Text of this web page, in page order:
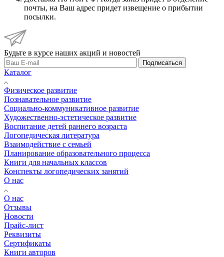
почты, на Ваш адрес придет извещение о прибытии
посылки.
Будьте в курсе наших акций и новостей
Подписаться
Каталог
Физическое развитие
Познавательное развитие
Социально-коммуникативное развитие
Художественно-эстетическое развитие
Воспитание детей раннего возраста
Логопедическая литература
Взаимодействие с семьей
Планирование образовательного процесса
Книги для начальных классов
Конспекты логопедических занятий
О нас
О нас
Отзывы
Новости
Прайс-лист
Реквизиты
Сертификаты
Книги авторов